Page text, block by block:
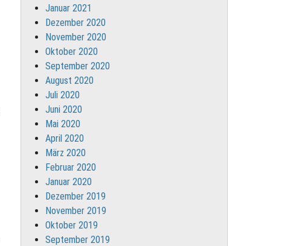
Januar 2021
Dezember 2020
November 2020
Oktober 2020
September 2020
August 2020
Juli 2020
Juni 2020
Mai 2020
April 2020
März 2020
Februar 2020
Januar 2020
Dezember 2019
November 2019
Oktober 2019
September 2019